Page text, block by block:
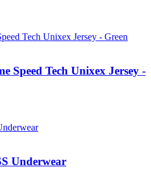
Speed Tech Unixex Jersey -
Underwear